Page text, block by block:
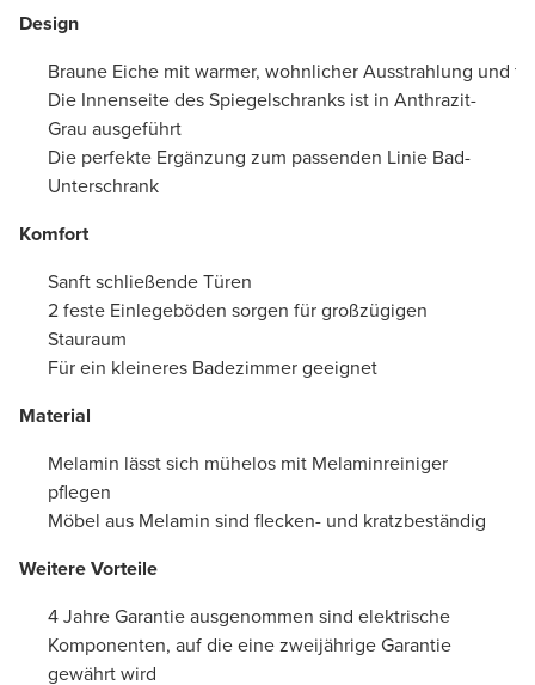
Design
Braune Eiche mit warmer, wohnlicher Ausstrahlung und
Die Innenseite des Spiegelschranks ist in Anthrazit-
Grau ausgeführt
Die perfekte Ergänzung zum passenden Linie Bad-
Unterschrank
Komfort
Sanft schließende Türen
2 feste Einlegeböden sorgen für großzügigen
Stauraum
Für ein kleineres Badezimmer geeignet
Material
Melamin lässt sich mühelos mit Melaminreiniger
pflegen
Möbel aus Melamin sind flecken- und kratzbeständig
Weitere Vorteile
4 Jahre Garantie ausgenommen sind elektrische
Komponenten, auf die eine zweijährige Garantie
gewährt wird